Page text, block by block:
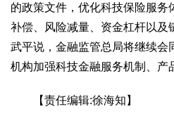
的政策文件，优化科技保险服务
补偿、风险减量、资金杠杆以及
武平说，金融监管总局将继续会
机构加强科技金融服务机制、产
【责任编辑:徐海知】